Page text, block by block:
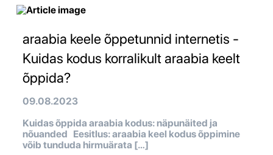
araabia keele õppetunnid internetis -
Kuidas kodus korralikult araabia keelt
õppida?
09.08.2023
Kuidas õppida araabia kodus: näpunäited ja
nõuanded Eesitlus: araabia keel kodus õppimine
võib tunduda hirmuärata […]